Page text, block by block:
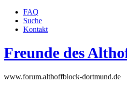
FAQ
Suche
Kontakt
Freunde des
www.forum.althoffblock-dortmund.de